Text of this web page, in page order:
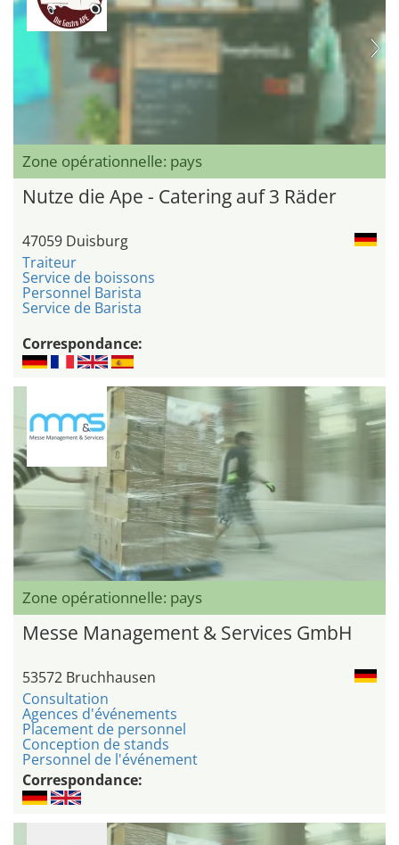
Zone opérationnelle: pays
Nutze die Ape - Catering auf 3 Räder
47059 Duisburg
Traiteur
Service de boissons
Personnel Barista
Service de Barista
Correspondance:
Zone opérationnelle: pays
Messe Management & Services GmbH
53572 Bruchhausen
Consultation
Agences d'événements
Placement de personnel
Conception de stands
Personnel de l'événement
Correspondance: